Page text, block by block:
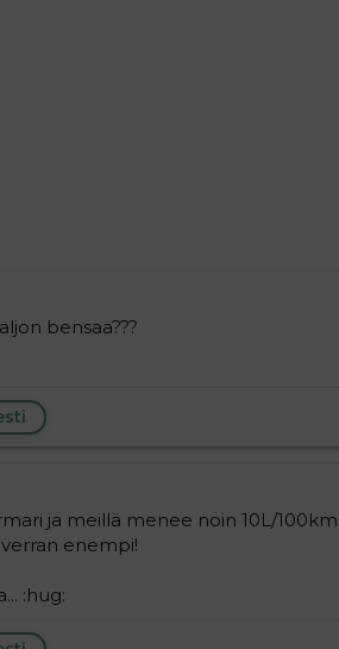
bensaa???
ja meillä menee noin 10L/
enempi!
:hug: